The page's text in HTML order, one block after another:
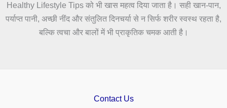
Healthy Lifestyle Tips को भी खास महत्व दिया जाता है। सही खान-पान,
पर्याप्त पानी, अच्छी नींद और संतुलित दिनचर्या से न सिर्फ शरीर स्वस्थ रहता है,
बल्कि त्वचा और बालों में भी प्राकृतिक चमक आती है।
Contact Us